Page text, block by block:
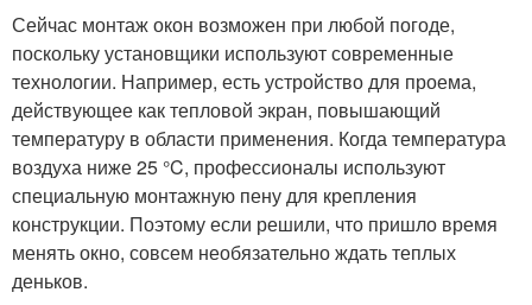
Сейчас монтаж окон возможен при любой погоде,
поскольку установщики используют современные
технологии. Например, есть устройство для проема,
действующее как тепловой экран, повышающий
температуру в области применения. Когда температура
воздуха ниже 25 °C, профессионалы используют
специальную монтажную пену для крепления
конструкции. Поэтому если решили, что пришло время
менять окно, совсем необязательно ждать теплых
деньков.